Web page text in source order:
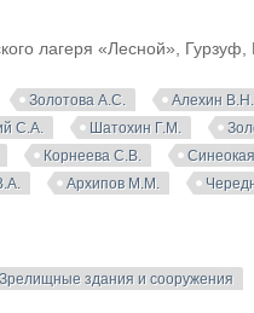
лагеря «Лесной»,
Золотова А.С. Алехин В.Н.
С.А. Шатохин Г.М.
Корнеева С.В.
Архипов М.М.
Зрелищные здания и сооружения